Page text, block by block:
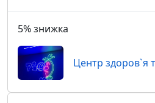
5% знижка
Центр здоров`я